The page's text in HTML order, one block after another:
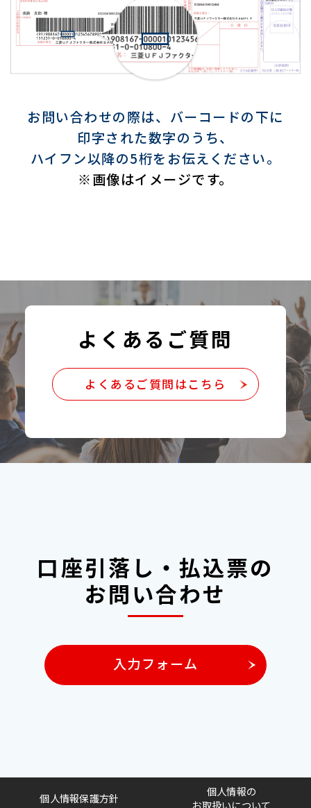
お問い合わせの際は、バーコードの下に
印字された数字のうち、
ハイフン以降の5桁をお伝えください。
※画像はイメージです。
よくあるご質問
よくあるご質問はこちら
口座引落し・払込票の
お問い合わせ
入力フォーム
個人情報保護方針
個人情報の
お取扱いについて